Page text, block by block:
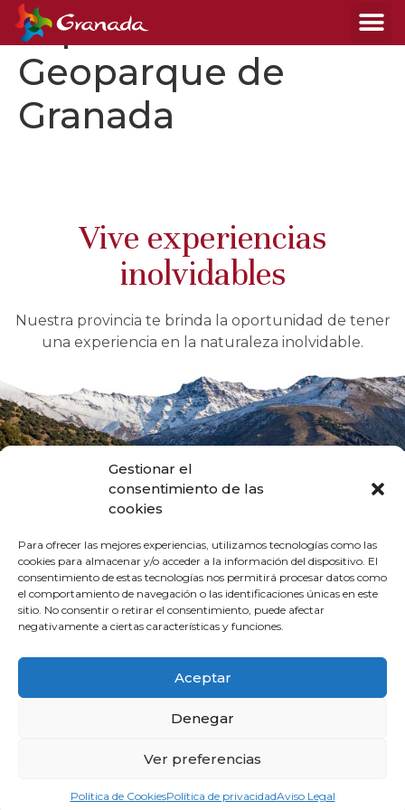
Gestionar el
consentimiento de las
cookies
Para ofrecer las mejores experiencias, utilizamos tecnologías como las
cookies para almacenar y/o acceder a la información del dispositivo. El
consentimiento de estas tecnologías nos permitirá procesar datos como
el comportamiento de navegación o las identificaciones únicas en este
sitio. No consentir o retirar el consentimiento, puede afectar
negativamente a ciertas características y funciones.
Aceptar
Denegar
Ver preferencias
Política de CookiesPolítica de privacidadAviso Legal
Espacios Naturales:
Geoparque de
Granada
Vive experiencias
inolvidables
Nuestra provincia te brinda la oportunidad de tener
una experiencia en la naturaleza inolvidable.
Patronato Provincial de Turismo
Diputaciíon de Granada
Cárcel Baja, 3. 18001. Granada
Fax.: +34 958 24 71 29
Aviso Legal
Política de privacidad
© 2026 - Patronato Provincial de Turismo | Diputación de Granada